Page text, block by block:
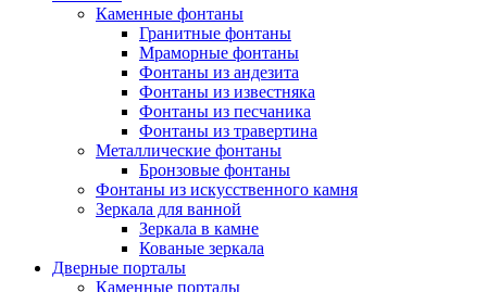
Каменные фонтаны
Гранитные фонтаны
Мраморные фонтаны
Фонтаны из андезита
Фонтаны из известняка
Фонтаны из песчаника
Фонтаны из травертина
Металлические фонтаны
Бронзовые фонтаны
Фонтаны из искусственного камня
Зеркала для ванной
Зеркала в камне
Кованые зеркала
Дверные порталы
Каменные порталы